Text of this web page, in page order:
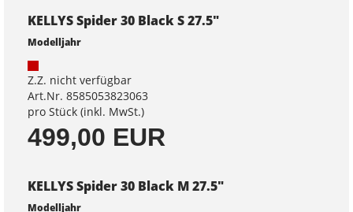
KELLYS Spider 30 Black S 27.5"
Modelljahr
Z.Z. nicht verfügbar
Art.Nr. 8585053823063
pro Stück (inkl. MwSt.)
499,00 EUR
KELLYS Spider 30 Black M 27.5"
Modelljahr